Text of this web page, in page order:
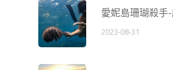
愛妮島珊瑚殺手
2023-08-31